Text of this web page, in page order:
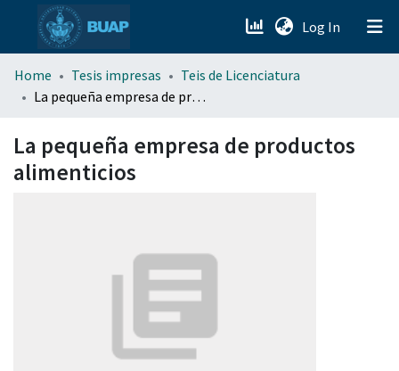
Log In (current)
menu.section.about_menu
Home Tesis impresas
Teis de Licenciatura
La pequeña empresa de productos alimenticios
La pequeña empresa de productos
alimenticios